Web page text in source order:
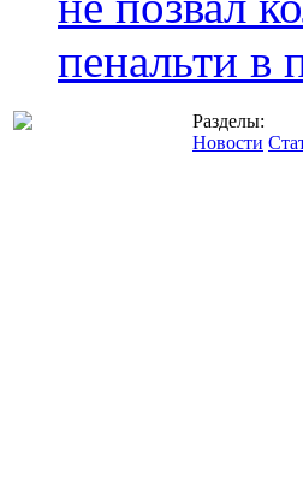
пенальти в
Разделы:
Новости